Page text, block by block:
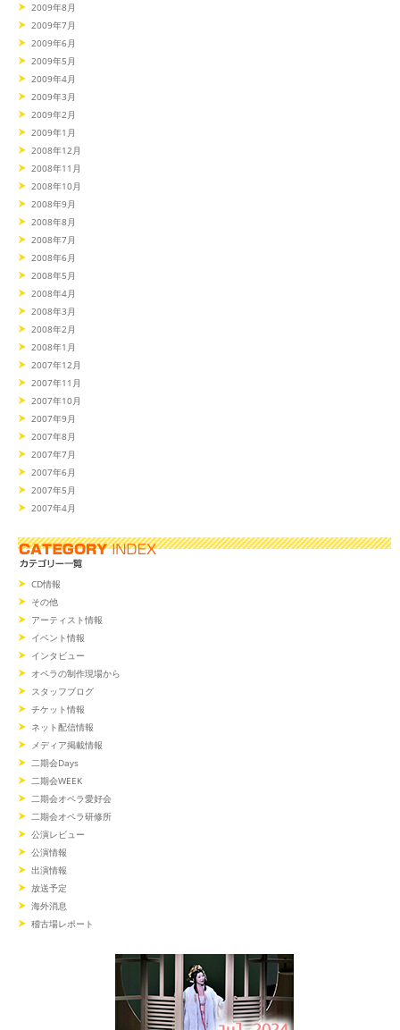
2009年8月
2009年7月
2009年6月
2009年5月
2009年4月
2009年3月
2009年2月
2009年1月
2008年12月
2008年11月
2008年10月
2008年9月
2008年8月
2008年7月
2008年6月
2008年5月
2008年4月
2008年3月
2008年2月
2008年1月
2007年12月
2007年11月
2007年10月
2007年9月
2007年8月
2007年7月
2007年6月
2007年5月
2007年4月
CD情報
その他
アーティスト情報
イベント情報
インタビュー
オペラの制作現場から
スタッフブログ
チケット情報
ネット配信情報
メディア掲載情報
二期会Days
二期会WEEK
二期会オペラ愛好会
二期会オペラ研修所
公演レビュー
公演情報
出演情報
放送予定
海外消息
稽古場レポート